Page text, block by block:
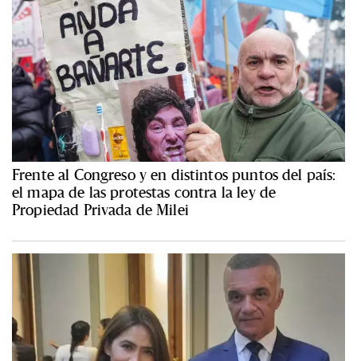
Frente al Congreso y en distintos puntos del país:
el mapa de las protestas contra la ley de
Propiedad Privada de Milei